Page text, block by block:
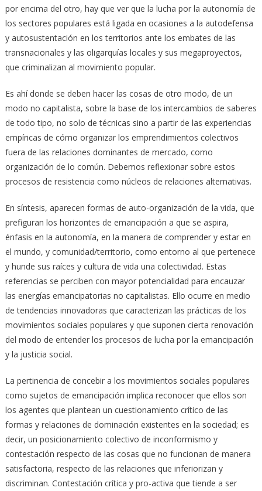
por encima del otro, hay que ver que la lucha por la autonomía de
los sectores populares está ligada en ocasiones a la autodefensa
y autosustentación en los territorios ante los embates de las
transnacionales y las oligarquías locales y sus megaproyectos,
que criminalizan al movimiento popular.
Es ahí donde se deben hacer las cosas de otro modo, de un
modo no capitalista, sobre la base de los intercambios de saberes
de todo tipo, no solo de técnicas sino a partir de las experiencias
empíricas de cómo organizar los emprendimientos colectivos
fuera de las relaciones dominantes de mercado, como
organización de lo común. Debemos reflexionar sobre estos
procesos de resistencia como núcleos de relaciones alternativas.
En síntesis, aparecen formas de auto-organización de la vida, que
prefiguran los horizontes de emancipación a que se aspira,
énfasis en la autonomía, en la manera de comprender y estar en
el mundo, y comunidad/territorio, como entorno al que pertenece
y hunde sus raíces y cultura de vida una colectividad. Estas
referencias se perciben con mayor potencialidad para encauzar
las energías emancipatorias no capitalistas. Ello ocurre en medio
de tendencias innovadoras que caracterizan las prácticas de los
movimientos sociales populares y que suponen cierta renovación
del modo de entender los procesos de lucha por la emancipación
y la justicia social.
La pertinencia de concebir a los movimientos sociales populares
como sujetos de emancipación implica reconocer que ellos son
los agentes que plantean un cuestionamiento crítico de las
formas y relaciones de dominación existentes en la sociedad; es
decir, un posicionamiento colectivo de inconformismo y
contestación respecto de las cosas que no funcionan de manera
satisfactoria, respecto de las relaciones que inferiorizan y
discriminan. Contestación crítica y pro-activa que tiende a ser